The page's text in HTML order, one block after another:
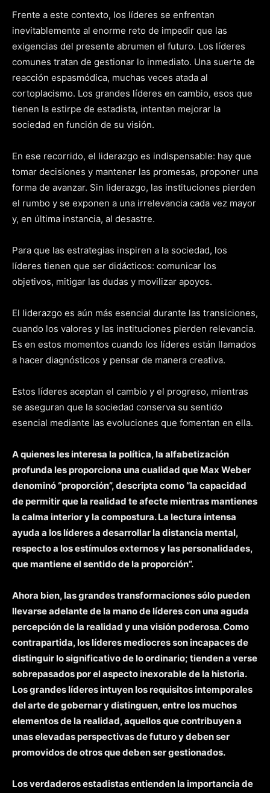
Frente a este contexto, los líderes se enfrentan
inevitablemente al enorme reto de impedir que las
exigencias del presente abrumen el futuro. Los líderes
comunes tratan de gestionar lo inmediato. Una suerte de
reacción espasmódica, muchas veces atada al
cortoplacismo. Los grandes líderes en cambio, esos que
tienen la estirpe de estadista, intentan mejorar la
sociedad en función de su visión.
En ese recorrido, el liderazgo es indispensable: hay que
tomar decisiones y mantener las promesas, proponer una
forma de avanzar. Sin liderazgo, las instituciones pierden
el rumbo y se exponen a una irrelevancia cada vez mayor
y, en última instancia, al desastre.
Para que las estrategias inspiren a la sociedad, los
líderes tienen que ser didácticos: comunicar los
objetivos, mitigar las dudas y movilizar apoyos.
El liderazgo es aún más esencial durante las transiciones,
cuando los valores y las instituciones pierden relevancia.
Es en estos momentos cuando los líderes están llamados
a hacer diagnósticos y pensar de manera creativa.
Estos líderes aceptan el cambio y el progreso, mientras
se aseguran que la sociedad conserva su sentido
esencial mediante las evoluciones que fomentan en ella.
A quienes les interesa la política, la alfabetización
profunda les proporciona una cualidad que Max Weber
denominó “proporción”, descripta como “la capacidad
de permitir que la realidad te afecte mientras mantienes
la calma interior y la compostura. La lectura intensa
ayuda a los líderes a desarrollar la distancia mental,
respecto a los estímulos externos y las personalidades,
que mantiene el sentido de la proporción”.
Ahora bien, las grandes transformaciones sólo pueden
llevarse adelante de la mano de líderes con una aguda
percepción de la realidad y una visión poderosa. Como
contrapartida, los líderes mediocres son incapaces de
distinguir lo significativo de lo ordinario; tienden a verse
sobrepasados por el aspecto inexorable de la historia.
Los grandes líderes intuyen los requisitos intemporales
del arte de gobernar y distinguen, entre los muchos
elementos de la realidad, aquellos que contribuyen a
unas elevadas perspectivas de futuro y deben ser
promovidos de otros que deben ser gestionados.
Los verdaderos estadistas entienden la importancia de